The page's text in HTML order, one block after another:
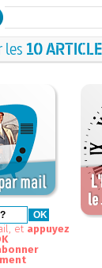
les 10
et appuyez